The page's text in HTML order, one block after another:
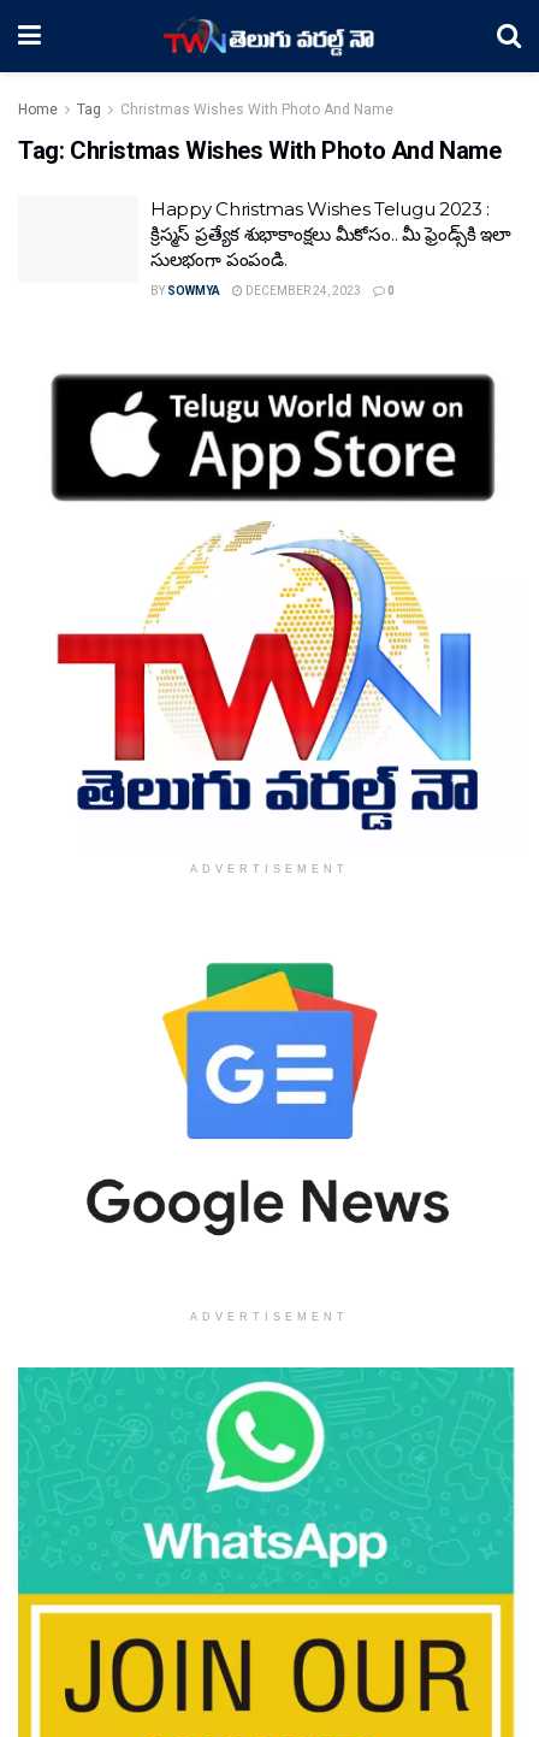
Home Tag Christmas Wishes With Photo And Name
Tag: Christmas Wishes With Photo And Name
Happy Christmas Wishes Telugu 2023 :
క్రిస్మస్ ప్రత్యేక శుభాకాంక్షలు మీకోసం.. మీ ఫ్రెండ్స్‌కి ఇలా
సులభంగా పంపండి.
BY SOWMYA DECEMBER 24, 2023 0
ADVERTISEMENT
ADVERTISEMENT